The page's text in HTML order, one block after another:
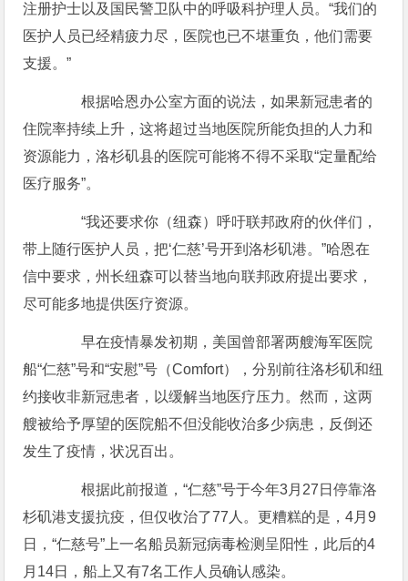
注册护士以及国民警卫队中的呼吸科护理人员。“我们的
医护人员已经精疲力尽，医院也已不堪重负，他们需要
支援。”
根据哈恩办公室方面的说法，如果新冠患者的
住院率持续上升，这将超过当地医院所能负担的人力和
资源能力，洛杉矶县的医院可能将不得不采取“定量配给
医疗服务”。
“我还要求你（纽森）呼吁联邦政府的伙伴们，
带上随行医护人员，把‘仁慈’号开到洛杉矶港。”哈恩在
信中要求，州长纽森可以替当地向联邦政府提出要求，
尽可能多地提供医疗资源。
早在疫情暴发初期，美国曾部署两艘海军医院
船“仁慈”号和“安慰”号（Comfort），分别前往洛杉矶和纽
约接收非新冠患者，以缓解当地医疗压力。然而，这两
艘被给予厚望的医院船不但没能收治多少病患，反倒还
发生了疫情，状况百出。
根据此前报道，“仁慈”号于今年3月27日停靠洛
杉矶港支援抗疫，但仅收治了77人。更糟糕的是，4月9
日，“仁慈号”上一名船员新冠病毒检测呈阳性，此后的4
月14日，船上又有7名工作人员确认感染。